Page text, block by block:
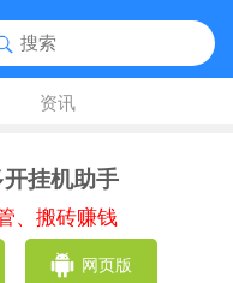
资讯
挂机助手
、搬砖赚钱
网页版